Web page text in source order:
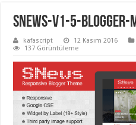
taşımacılık,
gaziantep
gaziantep
evden
taşımacılık,
taşımacılık,
gaziantep
snews-v1-5-blogger-
kafascript 12 Kasım 2016
137 Görüntüleme